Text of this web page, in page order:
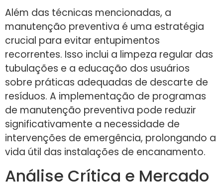
Além das técnicas mencionadas, a
manutenção preventiva é uma estratégia
crucial para evitar entupimentos
recorrentes. Isso inclui a limpeza regular das
tubulações e a educação dos usuários
sobre práticas adequadas de descarte de
resíduos. A implementação de programas
de manutenção preventiva pode reduzir
significativamente a necessidade de
intervenções de emergência, prolongando a
vida útil das instalações de encanamento.
Análise Crítica e Mercado